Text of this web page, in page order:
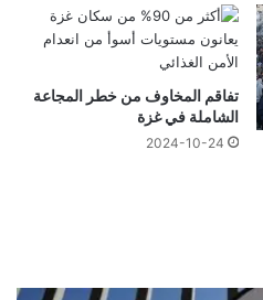
تفاقم المخاوف من خطر المجاعة
الشاملة في غزة
2024-10-24